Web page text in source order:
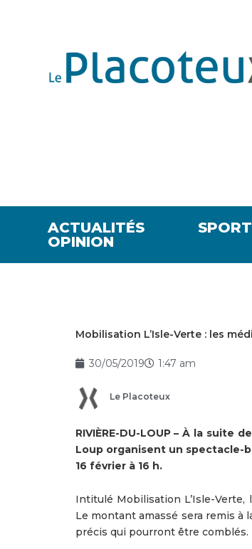
ACTUALITÉS
OPINION
Mobilisation L’Isle-Verte : les
30/05/2019 1:47 am
Le Placoteux
RIVIÈRE-DU-LOUP – À la suite
Loup organisent un spectacle-
16 février à 16 h.
Intitulé Mobilisation L’Isle-
Le montant amassé sera remis à
précis qui pourront être comblés.